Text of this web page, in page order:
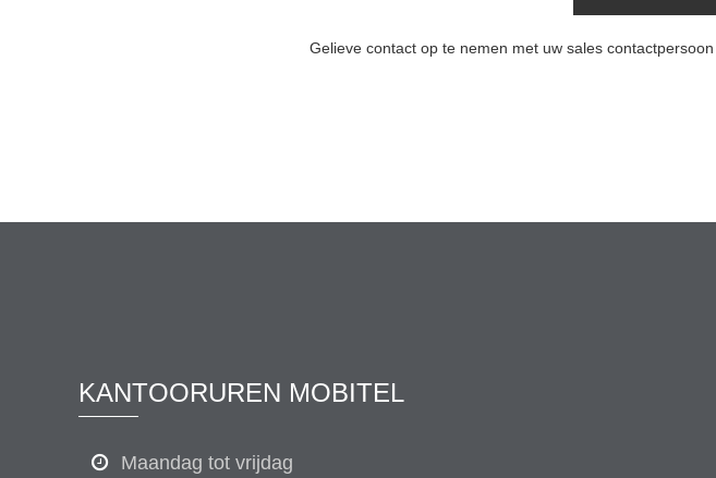
Gelieve contact op te nemen met uw sales
KANTOORUREN MOBITEL
Maandag tot vrijdag